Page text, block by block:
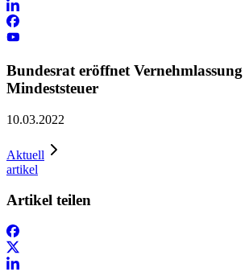
Bundesrat eröffnet
Mindeststeuer
10.03.2022
Aktuell
artikel
Artikel teilen